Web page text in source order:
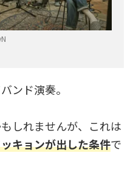
ンド演奏。
しれませんが、これは
キョンが出した条件で